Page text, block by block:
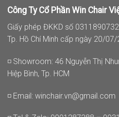
Công Ty Cổ Phần Win Chair
Giấy phép ĐKKD số
Tp. Hồ Chí Minh cấp ngày 20/
◽ Showroom: 46 Nguyễn Thị
Hiệp Bình, Tp. HCM
◽ Email: winchair.vn@gmail.com